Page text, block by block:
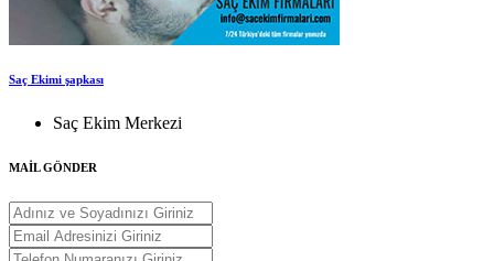
Saç Ekimi şapkası
Saç Ekim Merkezi
MAİL GÖNDER